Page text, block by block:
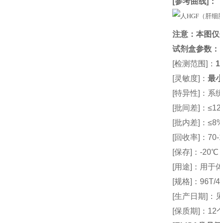
注意：本图
试剂盒参数 ：
[检测范围]：
[灵敏度]：最
[特异性]：系
[批间差]：
[批内差]：
[回收率]：
[保存]：-
[用途]：用于
[规格]：96T/
[生产日期]：
[保质期]：